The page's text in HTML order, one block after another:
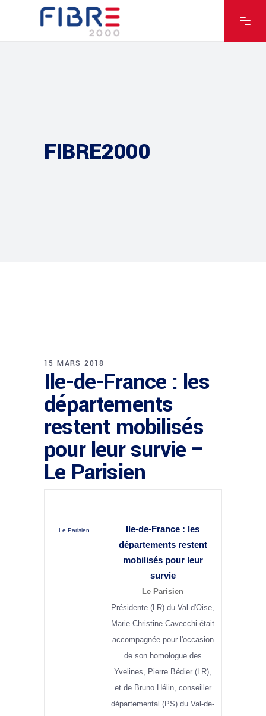
FIBRE2000
15 MARS 2018
Ile-de-France : les
départements
restent mobilisés
pour leur survie –
Le Parisien
Le Parisien Ile-de-France : les
départements restent
mobilisés pour leur
survie
Le Parisien
Présidente (LR) du Val-d'Oise,
Marie-Christine Cavecchi était
accompagnée pour l'occasion
de son homologue des
Yvelines, Pierre Bédier (LR),
et de Bruno Hélin, conseiller
départemental (PS) du Val-de-